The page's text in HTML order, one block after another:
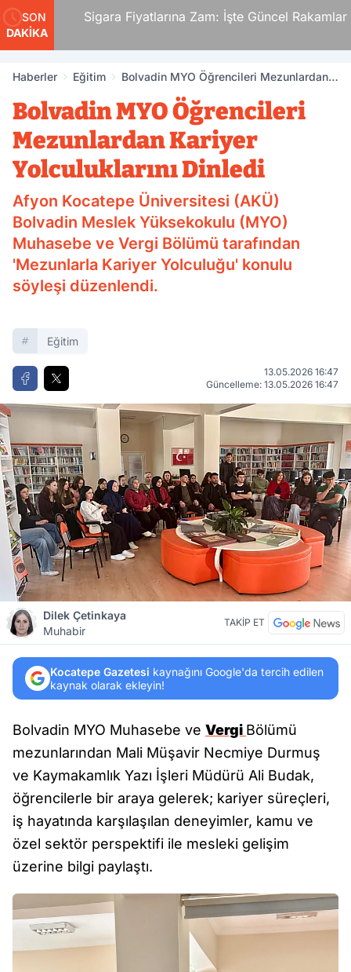
SON
DAKİKA
Sigara Fiyatlarına Zam: İşte Güncel Rakamlar
Haberler Eğitim
Bolvadin MYO Öğrencileri Mezunlardan
Bolvadin MYO Öğrencileri
Mezunlardan Kariyer
Yolculuklarını Dinledi
Afyon Kocatepe Üniversitesi (AKÜ)
Bolvadin Meslek Yüksekokulu (MYO)
Muhasebe ve Vergi Bölümü tarafından
'Mezunlarla Kariyer Yolculuğu' konulu
söyleşi düzenlendi.
Eğitim
13.05.2026 16:47
Güncelleme: 13.05.2026 16:47
Dilek Çetinkaya
Muhabir
TAKİP ET
Kocatepe Gazetesi kaynağını Google'da tercih edilen
kaynak olarak ekleyin!
Bolvadin MYO Muhasebe ve Vergi Bölümü
mezunlarından Mali Müşavir Necmiye Durmuş
ve Kaymakamlık Yazı İşleri Müdürü Ali Budak,
öğrencilerle bir araya gelerek; kariyer süreçleri,
iş hayatında karşılaşılan deneyimler, kamu ve
özel sektör perspektifi ile mesleki gelişim
üzerine bilgi paylaştı.